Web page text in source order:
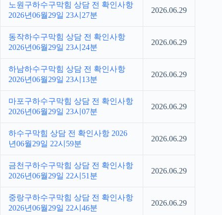
노원구하수구막힘 상담 전 확인사항
2026년06월29일 23시27분
2026.06.29
동작하수구막힘 상담 전 확인사항
2026년06월29일 23시24분
2026.06.29
하남하수구막힘 상담 전 확인사항
2026년06월29일 23시13분
2026.06.29
마포구하수구막힘 상담 전 확인사항
2026년06월29일 23시07분
2026.06.29
하수구막힘 상담 전 확인사항 2026
년06월29일 22시59분
2026.06.29
금천구하수구막힘 상담 전 확인사항
2026년06월29일 22시51분
2026.06.29
중랑구하수구막힘 상담 전 확인사항
2026년06월29일 22시46분
2026.06.29